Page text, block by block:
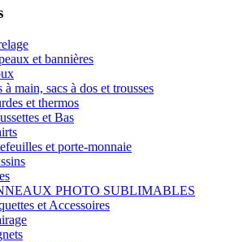
et bannières
à main, sacs à dos et trousses
et thermos
et Bas
et porte-monnaie
PHOTO SUBLIMABLES
et Accessoires